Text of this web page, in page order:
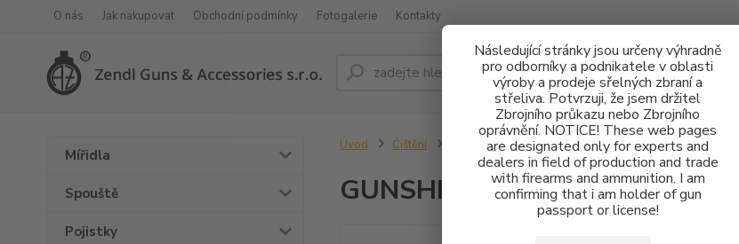
Následující stránky jsou určeny výhradně
pro odborníky a podnikatele v oblasti
výroby a prodeje sřelných zbraní a
střeliva. Potvrzuji, že jsem držitel
Zbrojního průkazu nebo Zbrojního
oprávnění. NOTICE! These web pages
are designated only for experts and
dealers in field of production and trade
with firearms and ammunition. I am
confirming that i am holder of gun
passport or license!
O nás Jak nakupovat Obchodní podmínky Fotogalerie Kontakty
Hledat
Mířidla
Spouště
Pojistky
Úvod Čištění GUNSHIELD CLP 50ml
GUNSHIELD CLP 50ml